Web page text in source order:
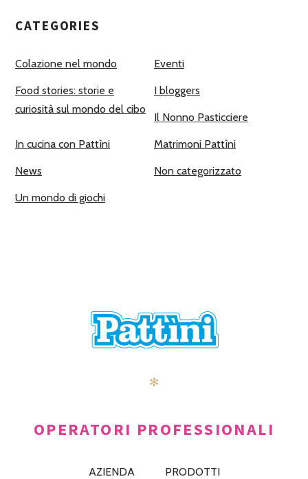
CATEGORIES
Colazione nel mondo Eventi
Food stories: storie e
curiosità sul mondo del cibo
I bloggers
Il Nonno Pasticciere
In cucina con Pattìni Matrimoni Pattìni
News Non categorizzato
Un mondo di giochi
✻
OPERATORI PROFESSIONALI
AZIENDA
PRODOTTI